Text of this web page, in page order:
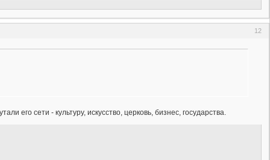
12
его сети - культуру, искусство, церковь, бизнес, государства.